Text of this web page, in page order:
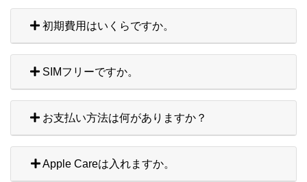
初期費用はいくらですか。
SIMフリーですか。
お支払い方法は何がありますか？
Apple Careは入れますか。